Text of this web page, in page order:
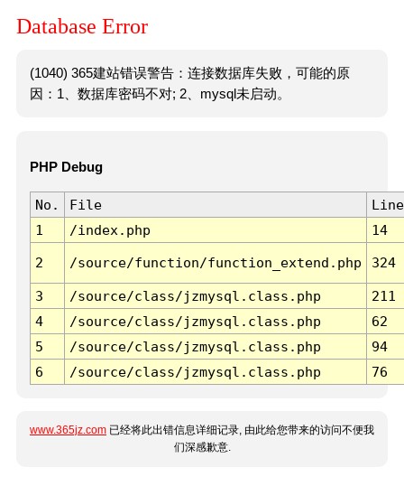
Database Error
(1040) 365建站错误警告：连接数据库失败，可能的原
因：1、数据库密码不对; 2、mysql未启动。
PHP Debug
No. File
Line
1
/index.php 14
2 /source/function/function_extend.php 324
3 /source/class/jzmysql.class.php
211
4
/source/class/jzmysql.class.php
62
5
/source/class/jzmysql.class.php
94
6
/source/class/jzmysql.class.php 76
www.365jz.com 已经将此出错信息详细记录, 由此给您带来的访问不便我
们深感歉意.